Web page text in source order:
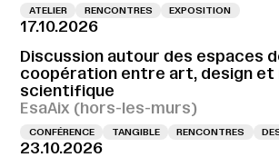
ATELIER RENCONTRES EXPOSITION
17.10.2026
Discussion autour des espaces
coopération entre art, design et
scientifique
EsaAix (hors-les-murs)
CONFÉRENCE TANGIBLE RENCONTRES
23.10.2026